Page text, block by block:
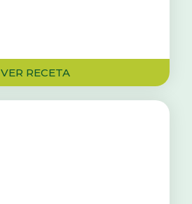
VER RECETA